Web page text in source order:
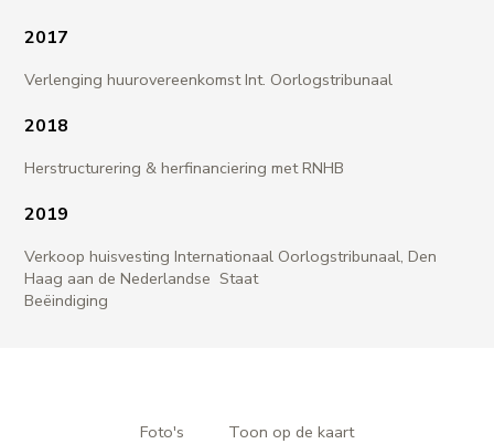
2017
Verlenging huurovereenkomst Int. Oorlogstribunaal
2018
Herstructurering & herfinanciering met RNHB
2019
Verkoop huisvesting Internationaal Oorlogstribunaal, Den
Haag aan de Nederlandse Staat
Beëindiging
Foto's Toon op de kaart